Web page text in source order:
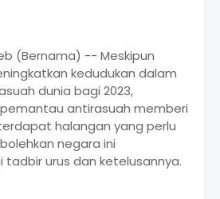
Feb (Bernama) -- Meskipun
kedudukan dalam
dunia bagi 2023,
antirasuah memberi
halangan yang perlu
negara ini
tadbir urus dan ketelusannya.